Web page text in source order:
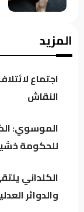
المزيد
اجتماع
النقاش
الموسوي:
للحكومة
الكلداني
والدوائر